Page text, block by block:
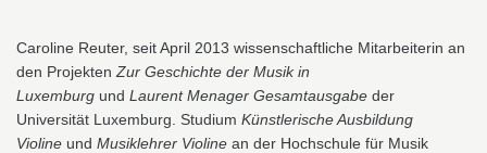
Caroline Reuter, seit April 2013 wissenschaftliche Mitarbeiterin an
den Projekten Zur Geschichte der Musik in
Luxemburg und Laurent Menager Gesamtausgabe der
Universität Luxemburg. Studium Künstlerische Ausbildung
Violine und Musiklehrer Violine an der Hochschule für Musik